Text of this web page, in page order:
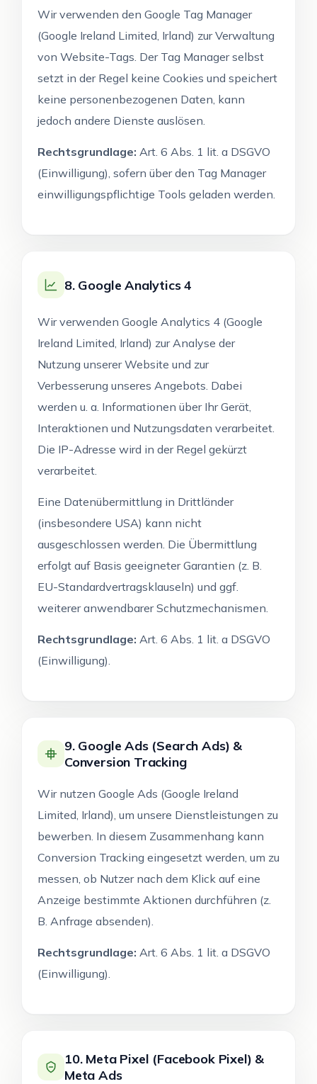
Wir verwenden den Google Tag Manager
(Google Ireland Limited, Irland) zur Verwaltung
von Website-Tags. Der Tag Manager selbst
setzt in der Regel keine Cookies und speichert
keine personenbezogenen Daten, kann
jedoch andere Dienste auslösen.
Rechtsgrundlage: Art. 6 Abs. 1 lit. a DSGVO
(Einwilligung), sofern über den Tag Manager
einwilligungspflichtige Tools geladen werden.
8. Google Analytics 4
Wir verwenden Google Analytics 4 (Google
Ireland Limited, Irland) zur Analyse der
Nutzung unserer Website und zur
Verbesserung unseres Angebots. Dabei
werden u. a. Informationen über Ihr Gerät,
Interaktionen und Nutzungsdaten verarbeitet.
Die IP-Adresse wird in der Regel gekürzt
verarbeitet.
Eine Datenübermittlung in Drittländer
(insbesondere USA) kann nicht
ausgeschlossen werden. Die Übermittlung
erfolgt auf Basis geeigneter Garantien (z. B.
EU-Standardvertragsklauseln) und ggf.
weiterer anwendbarer Schutzmechanismen.
Rechtsgrundlage: Art. 6 Abs. 1 lit. a DSGVO
(Einwilligung).
9. Google Ads (Search Ads) &
Conversion Tracking
Wir nutzen Google Ads (Google Ireland
Limited, Irland), um unsere Dienstleistungen zu
bewerben. In diesem Zusammenhang kann
Conversion Tracking eingesetzt werden, um zu
messen, ob Nutzer nach dem Klick auf eine
Anzeige bestimmte Aktionen durchführen (z.
B. Anfrage absenden).
Rechtsgrundlage: Art. 6 Abs. 1 lit. a DSGVO
(Einwilligung).
10. Meta Pixel (Facebook Pixel) &
Meta Ads